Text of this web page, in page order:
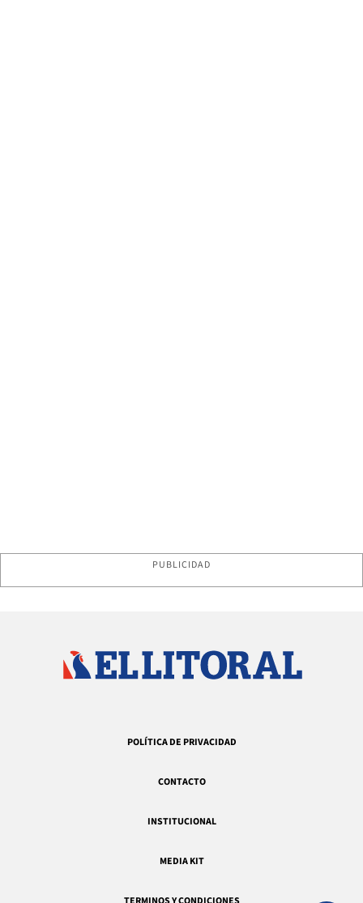
PUBLICIDAD
POLÍTICA DE PRIVACIDAD
CONTACTO
INSTITUCIONAL
MEDIA KIT